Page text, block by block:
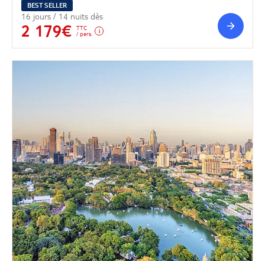
BEST SELLER
16 jours / 14 nuits dès
2 179€
TTC
/ pers.